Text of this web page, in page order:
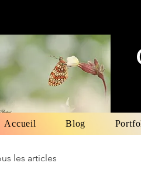
Accueil Blog
les articles